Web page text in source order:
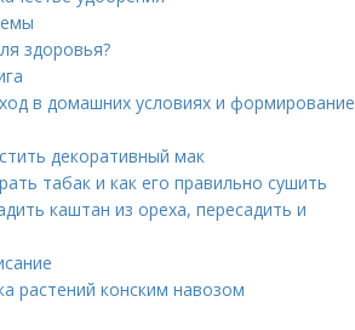
здоровья?
в домашних условиях и формирование
декоративный мак
табак и как его правильно сушить
каштан из ореха, пересадить и
растений конским навозом